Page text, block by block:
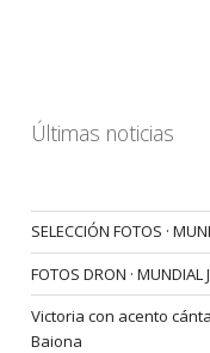
Últimas noticias
SELECCIÓN FOTOS ·
FOTOS DRON ·
Victoria con acento
Baiona